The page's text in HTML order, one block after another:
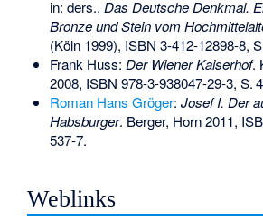
in: ders., Das Deutsche Denkmal.
Bronze und Stein vom
(Köln 1999), ISBN 3-412-12898-8,
Frank Huss: Der Wiener Kaiserhof.
2008, ISBN 978-3-938047-29-3, S.
Roman Hans Gröger: Josef I. Der
Habsburger. Berger, Horn 2011,
537-7.
Weblinks